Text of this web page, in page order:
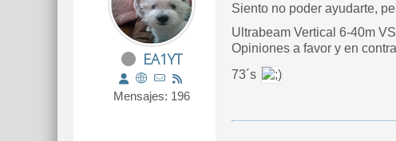
EA1YT
Mensajes: 196
Siento no poder ayudarte,
Ultrabeam Vertical 6-40m
Opiniones a favor y en
73´s